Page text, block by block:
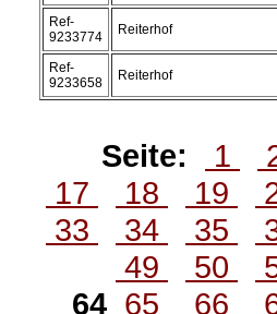
Ref-
9233774
Reiterhof
Ref-
9233658
Reiterhof
Seite: 1
17
18 19
33
34 35
49
50
64 65 66